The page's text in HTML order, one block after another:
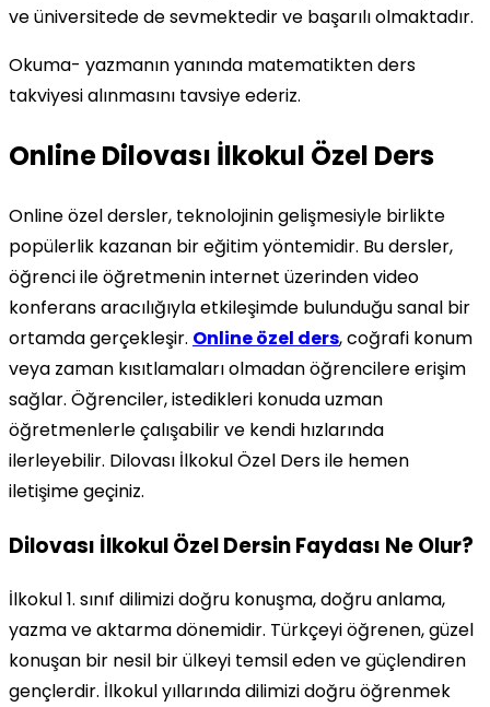
ve üniversitede de sevmektedir ve başarılı olmaktadır.
Okuma- yazmanın yanında matematikten ders
takviyesi alınmasını tavsiye ederiz.
Online Dilovası İlkokul Özel Ders
Online özel dersler, teknolojinin gelişmesiyle birlikte
popülerlik kazanan bir eğitim yöntemidir. Bu dersler,
öğrenci ile öğretmenin internet üzerinden video
konferans aracılığıyla etkileşimde bulunduğu sanal bir
ortamda gerçekleşir. Online özel ders, coğrafi konum
veya zaman kısıtlamaları olmadan öğrencilere erişim
sağlar. Öğrenciler, istedikleri konuda uzman
öğretmenlerle çalışabilir ve kendi hızlarında
ilerleyebilir. Dilovası İlkokul Özel Ders ile hemen
iletişime geçiniz.
Dilovası İlkokul Özel Dersin Faydası Ne Olur?
İlkokul 1. sınıf dilimizi doğru konuşma, doğru anlama,
yazma ve aktarma dönemidir. Türkçeyi öğrenen, güzel
konuşan bir nesil bir ülkeyi temsil eden ve güçlendiren
gençlerdir. İlkokul yıllarında dilimizi doğru öğrenmek